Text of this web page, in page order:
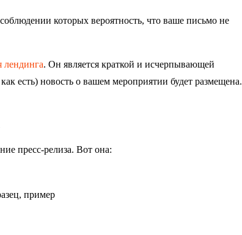
которых вероятность, что ваше письмо не
. Он является краткой и исчерпывающей
есть) новость о вашем мероприятии будет размещена.
пресс-релиза. Вот она: